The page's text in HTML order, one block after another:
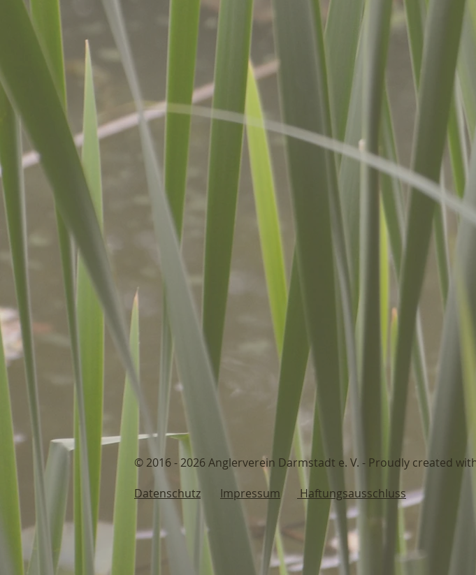
© 2016 - 2026 Anglerverein Darmstadt e.
Datenschutz
Impressum Haftungsausschluss